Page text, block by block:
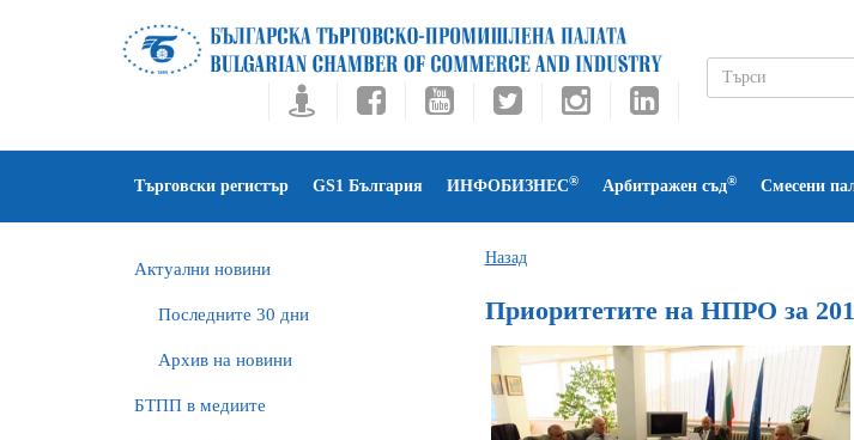
Търговски регистър GS1 България ИНФОБИЗНЕС® Арбитражен съд® Смесени
Актуални новини
Последните 30 дни
Архив на новини
БTПП в медиите
Назад
Приоритетите на НПРО за